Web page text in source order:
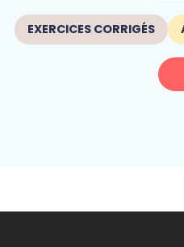
EXERCICES CORRIGÉS